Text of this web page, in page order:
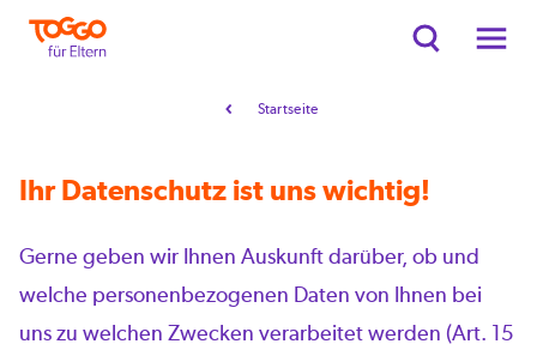
Startseite
Ihr Datenschutz ist uns wichtig!
Gerne geben wir Ihnen Auskunft darüber, ob und
welche personenbezogenen Daten von Ihnen bei
uns zu welchen Zwecken verarbeitet werden (Art. 15